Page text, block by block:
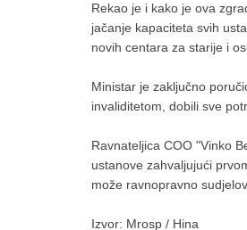
Rekao je i kako je ova
jačanje kapaciteta svih
novih centara za starije i
Ministar je zaključno
invaliditetom, dobili sve
Ravnateljica COO "Vinko
ustanove zahvaljujući
može ravnopravno
Izvor: Mrosp / Hina